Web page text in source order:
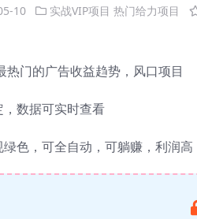
10 实战VIP项目 热门给力项目
热门的广告收益趋势，风口项目
，数据可实时查看
色，可全自动，可躺赚，利润高